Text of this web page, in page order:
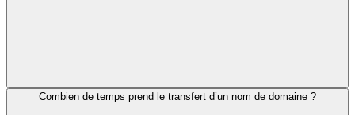
Combien de temps prend le transfert d’un nom de domaine ?